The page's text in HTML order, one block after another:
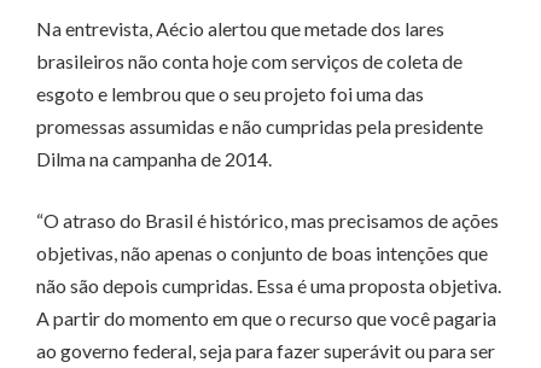
Na entrevista, Aécio alertou que metade dos lares
brasileiros não conta hoje com serviços de coleta de
esgoto e lembrou que o seu projeto foi uma das
promessas assumidas e não cumpridas pela presidente
Dilma na campanha de 2014.
“O atraso do Brasil é histórico, mas precisamos de ações
objetivas, não apenas o conjunto de boas intenções que
não são depois cumpridas. Essa é uma proposta objetiva.
A partir do momento em que o recurso que você pagaria
ao governo federal, seja para fazer superávit ou para ser